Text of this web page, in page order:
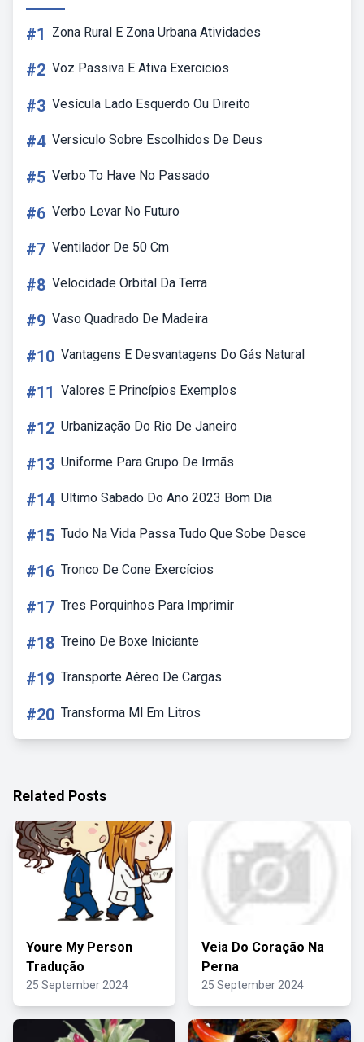
#1 Zona Rural E Zona Urbana Atividades
#2 Voz Passiva E Ativa Exercicios
#3 Vesícula Lado Esquerdo Ou Direito
#4 Versiculo Sobre Escolhidos De Deus
#5 Verbo To Have No Passado
#6 Verbo Levar No Futuro
#7 Ventilador De 50 Cm
#8 Velocidade Orbital Da Terra
#9 Vaso Quadrado De Madeira
#10 Vantagens E Desvantagens Do Gás Natural
#11 Valores E Princípios Exemplos
#12 Urbanização Do Rio De Janeiro
#13 Uniforme Para Grupo De Irmãs
#14 Ultimo Sabado Do Ano 2023 Bom Dia
#15 Tudo Na Vida Passa Tudo Que Sobe Desce
#16 Tronco De Cone Exercícios
#17 Tres Porquinhos Para Imprimir
#18 Treino De Boxe Iniciante
#19 Transporte Aéreo De Cargas
#20 Transforma Ml Em Litros
Related Posts
Youre My Person
Tradução
25 September 2024
Veia Do Coração Na
Perna
25 September 2024